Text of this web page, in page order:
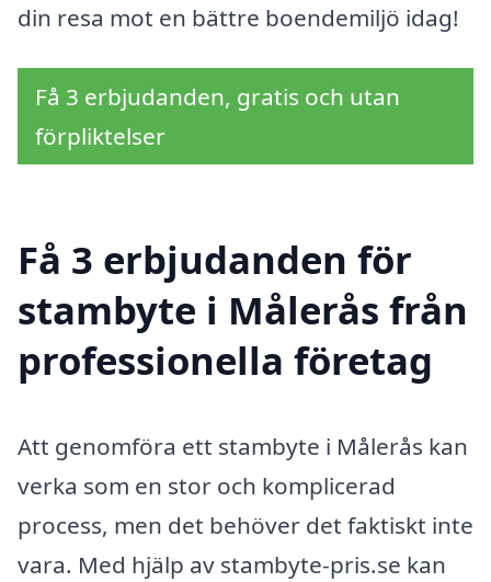
din resa mot en bättre boendemiljö idag!
Få 3 erbjudanden, gratis och utan
förpliktelser
Få 3 erbjudanden för
stambyte i Målerås från
professionella företag
Att genomföra ett stambyte i Målerås kan
verka som en stor och komplicerad
process, men det behöver det faktiskt inte
vara. Med hjälp av stambyte-pris.se kan